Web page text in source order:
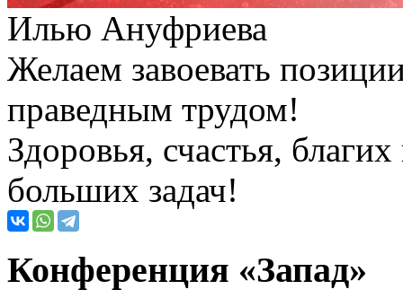
Илью Ануфриева
Желаем завоевать
праведным трудом!
Здоровья, счастья,
больших задач!
Конференция «Запад»